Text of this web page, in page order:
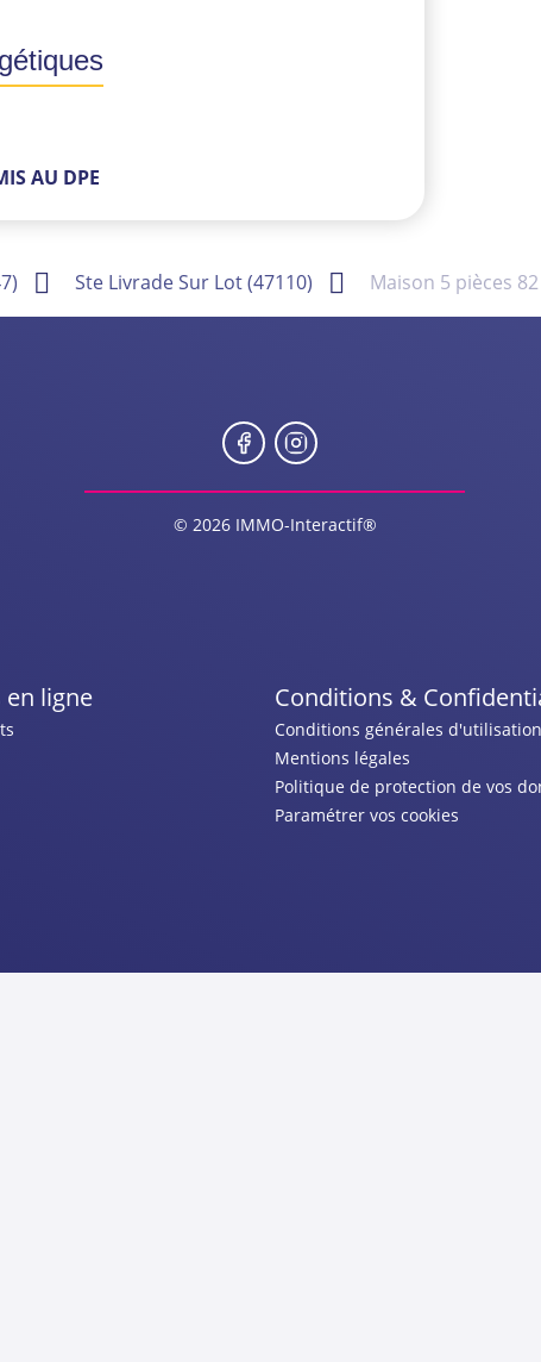
AU DPE
Ste Livrade Sur Lot (47110) Maison 5 pièces
© 2026 IMMO-Interactif®
en ligne Conditions &
Conditions générales d'utilisation
Mentions légales
Politique de protection de vos
Paramétrer vos cookies